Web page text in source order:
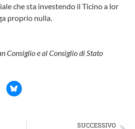
che sta investendo il Ticino a lor
proprio nulla.
Consiglio e al Consiglio di Stato
SUCCESSIVO